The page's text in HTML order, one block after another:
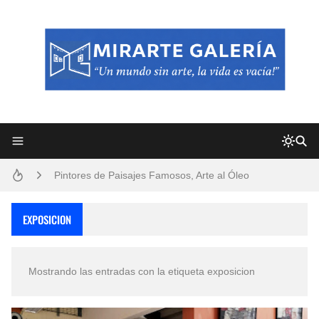
Pintores de Paisajes Famosos, Arte al Óleo
San Valentín Dibujos a Lápiz del 14 de Febrero
EXPOSICION
Mostrando las entradas con la etiqueta exposicion